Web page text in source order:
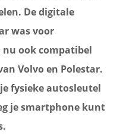
De digitale
was voor
ook compatibel
Volvo en Polestar.
fysieke autosleutel
je smartphone kunt